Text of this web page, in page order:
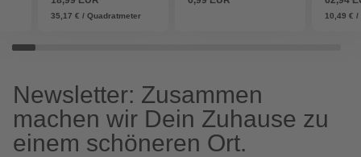
35,17 € / Quadratmeter 10,49 € /
Newsletter: Zusammen
machen wir Dein Zuhause zu
einem schöneren Ort.